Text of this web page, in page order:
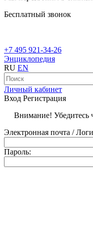
Бесплатный звонок
+7 495 921-34-26
Энциклопедия
RU EN
Личный кабинет
Вход Регистрация
Внимание! Убедитесь
Электронная почта /
Пароль: